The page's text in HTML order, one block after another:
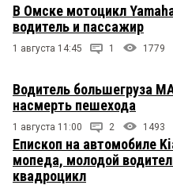
В Омске мотоцикл
водитель и пассажир
1 августа 14:45 1 1779
Водитель большегруза
насмерть пешехода
1 августа 11:00 2 1493
Епископ на автомобиле
мопеда, молодой
квадроцикл